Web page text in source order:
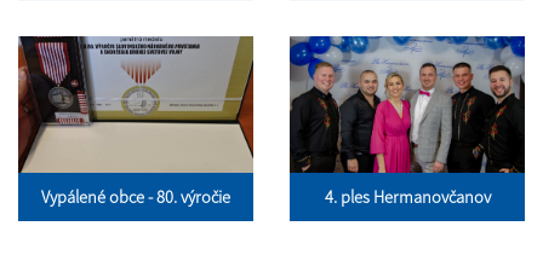
Vypálené obce - 80. výročie 4. ples Hermanovčanov